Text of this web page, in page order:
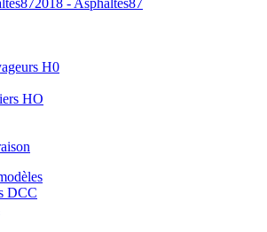
2018 - Asphaltes87
H0
HO
DCC